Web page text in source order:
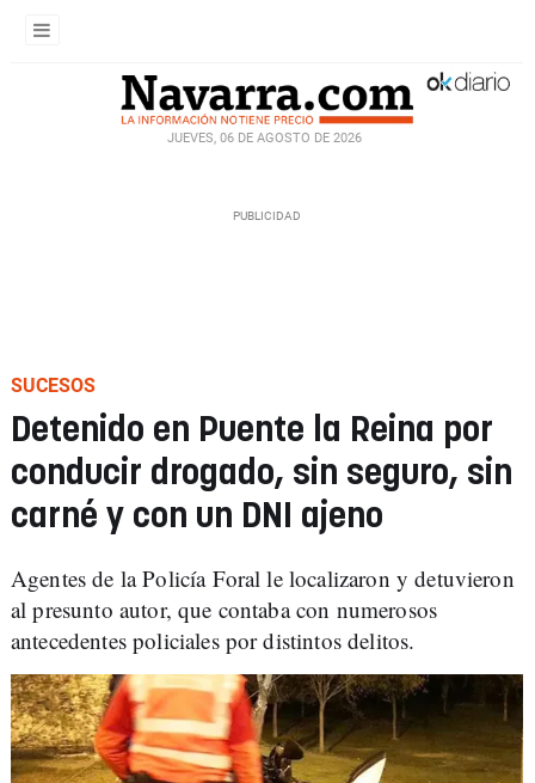
JUEVES, 06 DE AGOSTO DE 2026
SUCESOS
Detenido en Puente la Reina por
conducir drogado, sin seguro, sin
carné y con un DNI ajeno
Agentes de la Policía Foral le localizaron y detuvieron
al presunto autor, que contaba con numerosos
antecedentes policiales por distintos delitos.